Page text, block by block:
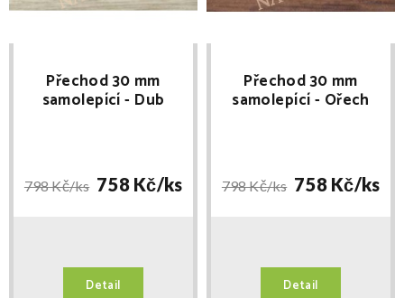
Přechod 30 mm
samolepící - Dub
798 Kč/ks 758 Kč/ks
Detail
Přechod 30 mm
samolepící - Ořech
798 Kč/ks 758 Kč/ks
Detail